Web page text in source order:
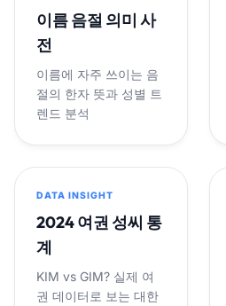
이름 음절 의미 사
전
이름에 자주 쓰이는 음
절의 한자 뜻과 성별 트
렌드 분석
DATA INSIGHT
2024 여권 성씨 통
계
KIM vs GIM? 실제 여
권 데이터로 보는 대한